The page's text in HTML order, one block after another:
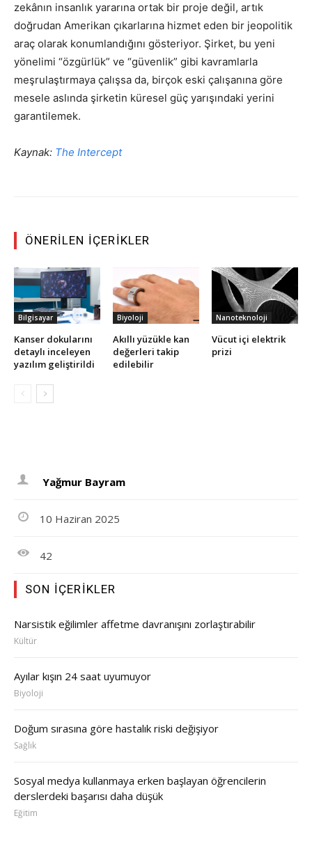
zekânın insanlık yararına ortak bir proje değil, artık
doğrudan Amerikan çıkarlarına hizmet eden bir jeopolitik
araç olarak konumlandığını gösteriyor. Şirket, bu yeni
yönelimi “özgürlük” ve “güvenlik” gibi kavramlarla
meşrulaştırmaya çalışsa da, birçok eski çalışanına göre
mesele aslında şirketin küresel güç yarışındaki yerini
garantilemek.
Kaynak: The Intercept
ÖNERILEN İÇERIKLER
Bilgisayar
Kanser dokularını
detaylı inceleyen
yazılım geliştirildi
Biyoloji
Akıllı yüzükle kan
değerleri takip
edilebilir
Nanoteknoloji
Vücut içi elektrik
prizi
Yağmur Bayram
10 Haziran 2025
42
SON İÇERIKLER
Narsistik eğilimler affetme davranışını zorlaştırabilir
Kültür
Ayılar kışın 24 saat uyumuyor
Biyoloji
Doğum sırasına göre hastalık riski değişiyor
Sağlık
Sosyal medya kullanmaya erken başlayan öğrencilerin
derslerdeki başarısı daha düşük
Eğitim